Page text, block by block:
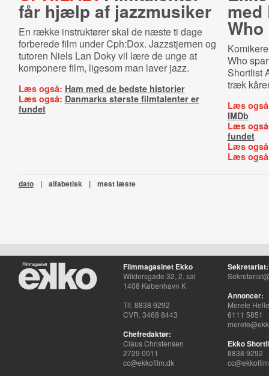
får hjælp af jazzmusiker
En række instruktører skal de næste ti dage
forberede film under Cph:Dox. Jazzstjernen og
tutoren Niels Lan Doky vil lære de unge at
komponere film, ligesom man laver jazz.
Læs også: Ham med de bedste historier
Læs også: Danmarks største filmtalenter er
fundet
med
Who
Who
Shortlist
træk
Læs
IMDb
Læs
fundet
Læs
Læs
dato | alfabetisk | mest læste
Filmmagasinet Ekko
Wildersgade 32, 2. sal
1408 København K
Tlf. 8838 9292
CVR. 3468 8443
Chefredaktør:
Claus Christensen
2729 0011
cc@ekkofilm.dk
Sekretariat:
Annoncer:
Merete
6111 5851
Ekko
8838 9292